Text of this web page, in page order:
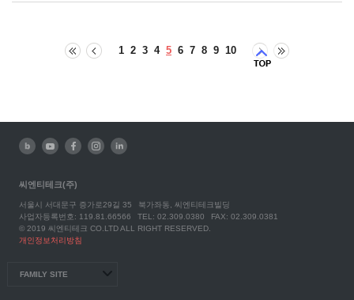
1 2 3 4 5 6 7 8 9 10
씨엔티테크(주)
서울시 서대문구 증가로29길 35
북가좌동, 씨엔티테크빌딩
사업자등록번호: 119.81.66566
TEL: 02.309.0380
FAX: 02.309.0381
© 2019 씨엔티테크 CO.LTD ALL RIGHT RESERVED.
개인정보처리방침
FAMILY SITE